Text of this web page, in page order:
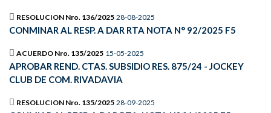
RESOLUCION Nro. 136/2025 28-08-2025
CONMINAR AL RESP. A DAR RTA NOTA N° 92/2025 F5
ACUERDO Nro. 135/2025 15-05-2025
APROBAR REND. CTAS. SUBSIDIO RES. 875/24 - JOCKEY
CLUB DE COM. RIVADAVIA
RESOLUCION Nro. 135/2025 28-09-2025